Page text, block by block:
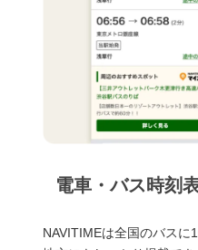
電車・バス時刻
NAVITIMEは全国のバスに